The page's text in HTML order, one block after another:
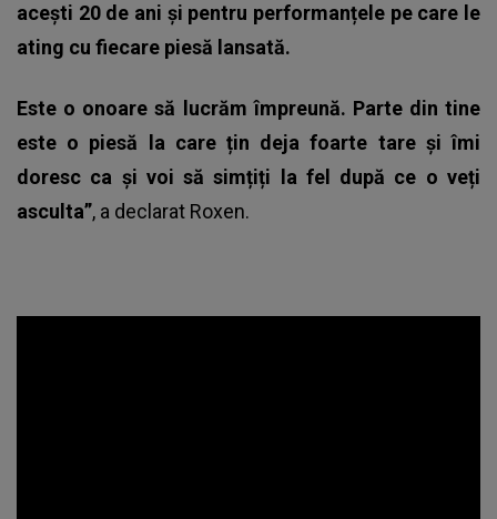
acești 20 de ani și pentru performanțele pe care le
ating cu fiecare piesă lansată.
Este o onoare să lucrăm împreună. Parte din tine
este o piesă la care țin deja foarte tare și îmi
doresc ca și voi să simțiți la fel după ce o veți
asculta”, a declarat Roxen.